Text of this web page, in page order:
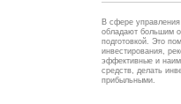
В сфере
обладают большим
подготовкой. Это
инвестирования,
эффективные и
средств, делать
прибыльными.